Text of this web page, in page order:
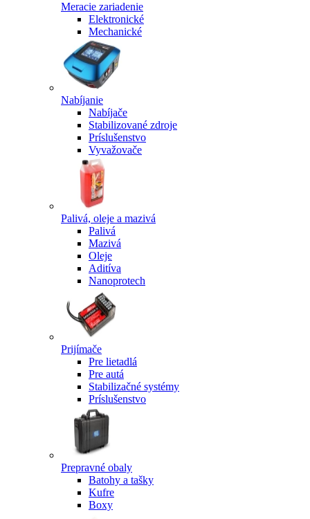
Meracie zariadenie
Elektronické
Mechanické
Nabíjanie
Nabíjače
Stabilizované zdroje
Príslušenstvo
Vyvažovače
Palivá, oleje a mazivá
Palivá
Mazivá
Oleje
Aditíva
Nanoprotech
Prijímače
Pre lietadlá
Pre autá
Stabilizačné systémy
Príslušenstvo
Prepravné obaly
Batohy a tašky
Kufre
Boxy